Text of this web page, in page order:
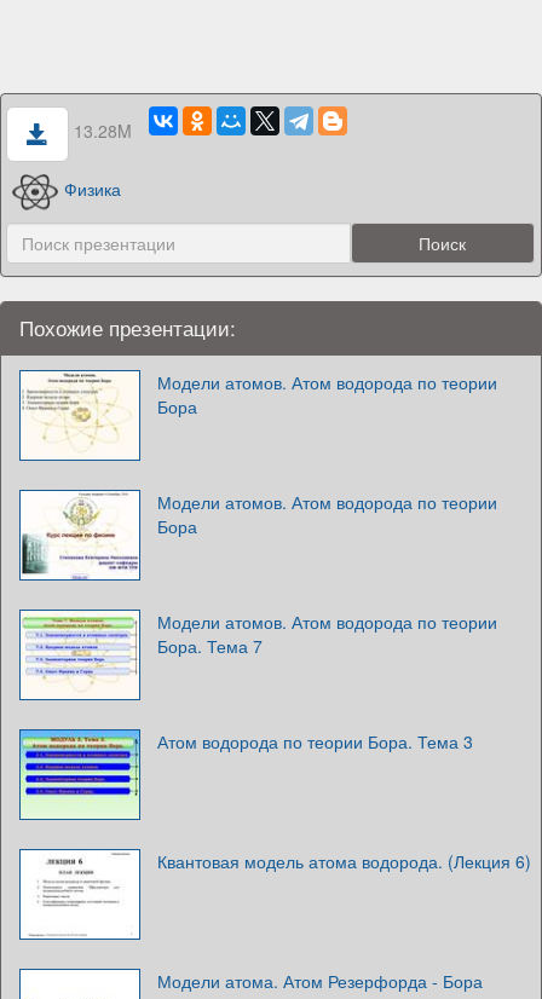
13.28M
Физика
Похожие презентации:
Модели атомов. Атом водорода по теории
Бора
Модели атомов. Атом водорода по теории
Бора
Модели атомов. Атом водорода по теории
Бора. Тема 7
Атом водорода по теории Бора. Тема 3
Квантовая модель атома водорода. (Лекция 6)
Модели атома. Атом Резерфорда - Бора